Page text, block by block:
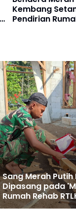
Kembang
Pendirian
Sang Merah Putih
Dipasang pada
Rumah Rehab
Ke-129 Bulu Lor